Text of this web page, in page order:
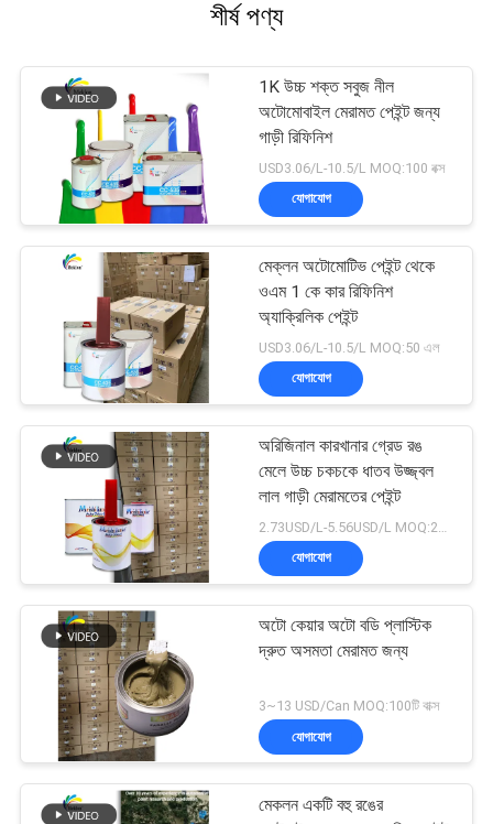
শীর্ষ পণ্য
1K উচ্চ শক্ত সবুজ নীল
অটোমোবাইল মেরামত পেইন্ট জন্য
গাড়ী রিফিনিশ
USD3.06/L-10.5/L MOQ:100 বক্স
যোগাযোগ
মেক্লন অটোমোটিভ পেইন্ট থেকে
ওএম 1 কে কার রিফিনিশ
অ্যাক্রিলিক পেইন্ট
USD3.06/L-10.5/L MOQ:50 এল
যোগাযোগ
অরিজিনাল কারখানার গ্রেড রঙ
মেলে উচ্চ চকচকে ধাতব উজ্জ্বল
লাল গাড়ী মেরামতের পেইন্ট
যোগাযোগ
অটো কেয়ার অটো বডি প্লাস্টিক
দ্রুত অসমতা মেরামত জন্য
3~13 USD/Can MOQ:100টি বাক্স
যোগাযোগ
মেকলন একটি বহু রঙের